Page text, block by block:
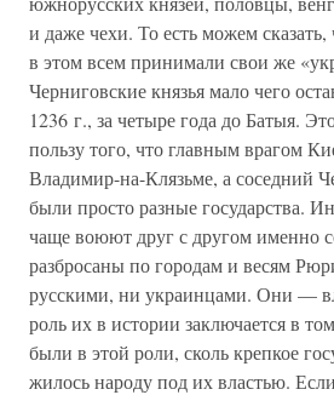
и даже чехи. То есть можем сказать,
в этом всем принимали свои же
Черниговские князья мало чего
1236 г., за четыре года до Батыя.
пользу того, что главным врагом
Владимир-на-Клязьме, а соседний
были просто разные государства.
чаще воюют друг с другом именно
разбросаны по городам и весям
русскими, ни украинцами. Они —
роль их в истории заключается в
были в этой роли, сколь крепкое
жилось народу под их властью.